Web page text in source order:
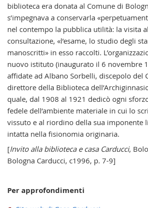
biblioteca era donata al Comune di
s’impegnava a conservarla
nel contempo la pubblica utilità: la visita
consultazione, «l’esame, lo studio degli
manoscritti» in esso raccolti.
nuovo istituto (inaugurato il 6 novembre
affidate ad Albano Sorbelli, discepolo del
direttore della Biblioteca
quale, dal 1908 al 1921 dedicò ogni
fedele dell’ambiente materiale in cui lo
vissuto e al riordino della sua imponente
intatta nella fisionomia originaria.
[Invito alla biblioteca e casa Carducci,
Bologna Carducci, c1996, p. 7-9]
Per approfondimenti